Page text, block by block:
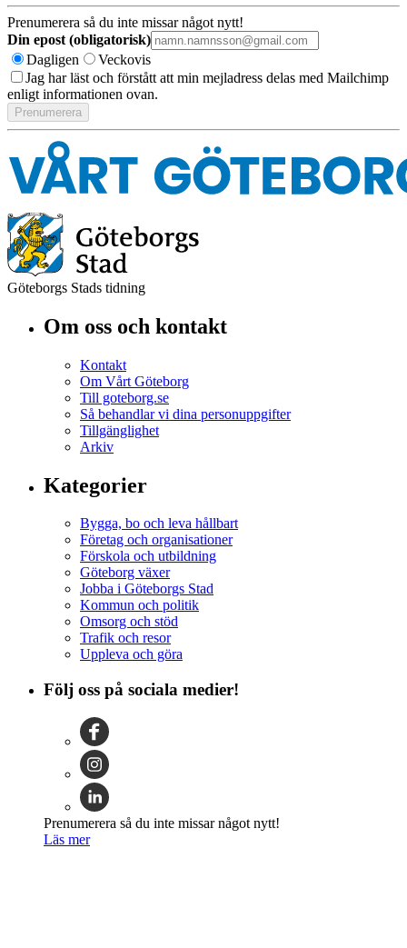
Prenumerera så du inte missar något nytt!
Din epost (obligatorisk)
Dagligen
Veckovis
Jag har läst och förstått att min mejladress delas med Mailchimp
enligt informationen ovan.
Göteborgs Stads tidning
Om oss och kontakt
Kontakt
Om Vårt Göteborg
Till goteborg.se
Så behandlar vi dina personuppgifter
Tillgänglighet
Arkiv
Kategorier
Bygga, bo och leva hållbart
Företag och organisationer
Förskola och utbildning
Göteborg växer
Jobba i Göteborgs Stad
Kommun och politik
Omsorg och stöd
Trafik och resor
Uppleva och göra
Följ oss på sociala medier!
Prenumerera så du inte missar något nytt!
Läs mer